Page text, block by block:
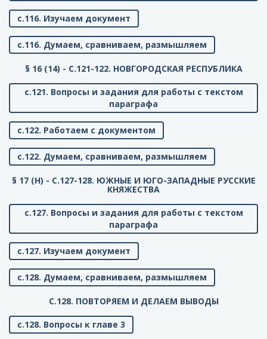
с.116. Изучаем документ
с.116. Думаем, сравниваем, размышляем
§ 16 (14) - C.121-122. НОВГОРОДСКАЯ РЕСПУБЛИКА
с.121. Вопросы и задания для работы с текстом
параграфа
с.122. Работаем с документом
с.122. Думаем, сравниваем, размышляем
§ 17 (Н) - C.127-128. ЮЖНЫЕ И ЮГО-ЗАПАДНЫЕ РУССКИЕ
КНЯЖЕСТВА
с.127. Вопросы и задания для работы с текстом
параграфа
с.127. Изучаем документ
с.128. Думаем, сравниваем, размышляем
C.128. ПОВТОРЯЕМ И ДЕЛАЕМ ВЫВОДЫ
с.128. Вопросы к главе 3